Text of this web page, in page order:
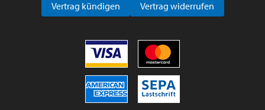
Vertrag kündigen Vertrag widerrufen